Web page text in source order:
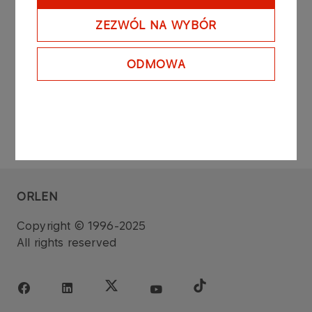
ZEZWÓL NA WYBÓR
ODMOWA
on the Warsaw Stock Exchange.
ORLEN
Copyright © 1996-2025
All rights reserved